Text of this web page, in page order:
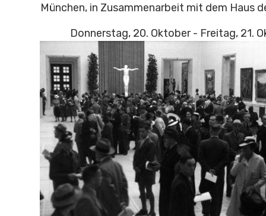
München, in Zusammenarbeit mit dem Haus
Donnerstag, 20. Oktober - Freitag, 21.